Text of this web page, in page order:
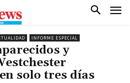
INFORME ESPECIAL
y
solo tres días